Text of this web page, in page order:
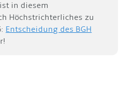
in diesem
Höchstrichterliches zu
Entscheidung des BGH